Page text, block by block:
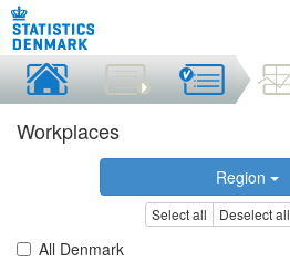
Workplaces
Region
Select all Deselect all
All Denmark